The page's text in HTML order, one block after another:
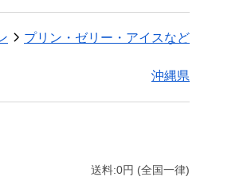
プリン・ゼリー・アイスなど
沖縄県
送料:0円 (全国一律)